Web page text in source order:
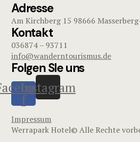
Adresse
Am Kirchberg 15 98666
Kontakt
036874 – 93711
info@wanderntourismus.de
Folgen SIe uns
f
Instagram
Impressum
Werrapark Hotel© Alle Rechte